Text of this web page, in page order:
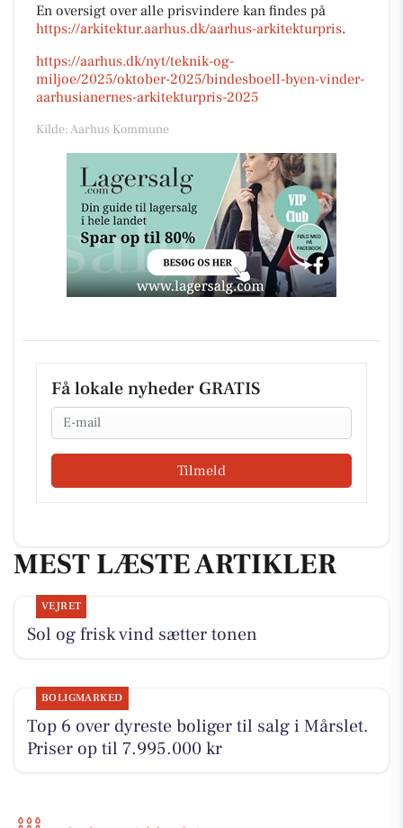
En oversigt over alle prisvindere kan findes på
https://arkitektur.aarhus.dk/aarhus-arkitekturpris.
https://aarhus.dk/nyt/teknik-og-
miljoe/2025/oktober-2025/bindesboell-byen-vinder-
aarhusianernes-arkitekturpris-2025
Kilde: Aarhus Kommune
Få lokale nyheder GRATIS
Email
Tilmeld
MEST LÆSTE ARTIKLER
VEJRET
Sol og frisk vind sætter tonen
BOLIGMARKED
Top 6 over dyreste boliger til salg i Mårslet.
Priser op til 7.995.000 kr